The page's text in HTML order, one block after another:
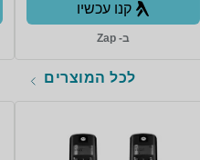
קנו עכשיו
ב- Zap
לכל המוצרים